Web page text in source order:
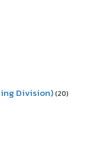
Division)(20)